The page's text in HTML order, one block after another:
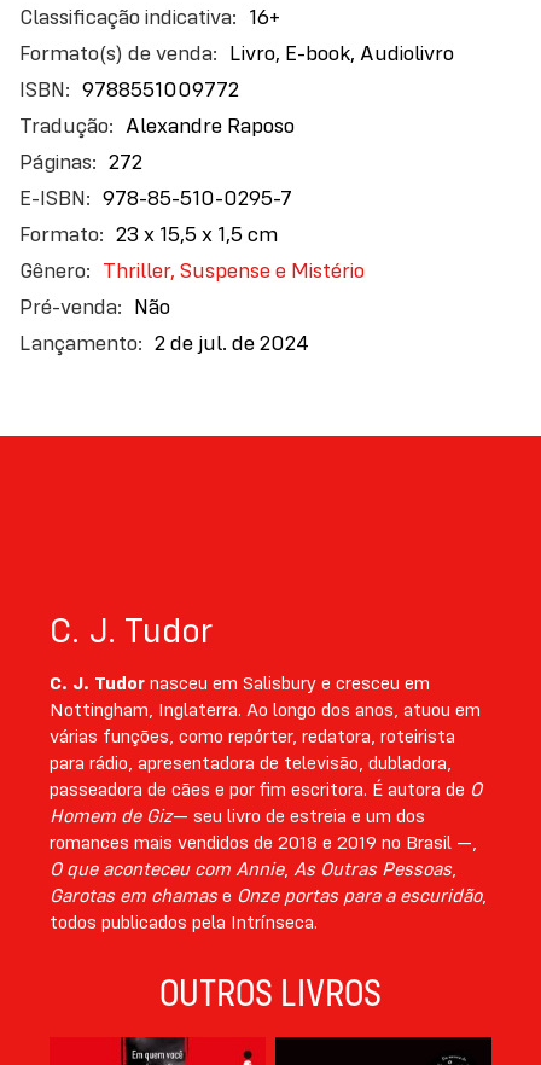
precisar descobrir o que de fato aconteceu trinta
anos atrás.
Alternando habilidosamente entre passado e
presente, OHomem de Giztraz o melhor do suspense:
personagens maravilhosamente construídos,
impressionar até os leitores mais escaldados.
Mais
informações
16+
Livro, E-book, Audiolivro
9788551009772
Alexandre Raposo
272
978-85-510-0295-7
23 x 15,5 x 1,5 cm
Thriller, Suspense e Mistério
Não
2 de jul. de 2024
C. J. Tudor
C. J. Tudor nasceu em Salisbury e cresceu em
Nottingham, Inglaterra. Ao longo dos anos, atuou em
várias funções, como repórter, redatora, roteirista
para rádio, apresen­tadora de televisão, dubladora,
passea­dora de cães e por fim escritora. É autora de O
Homem de Giz— seu livro de estreia e um dos
romances mais vendidos de 2018 e 2019 no Brasil —,
O que aconteceu com Annie, As Outras Pessoas,
Garotas em chamase Onze portas para a escuri­dão,
todos publicados pela Intrínseca.
OUTROS LIVROS